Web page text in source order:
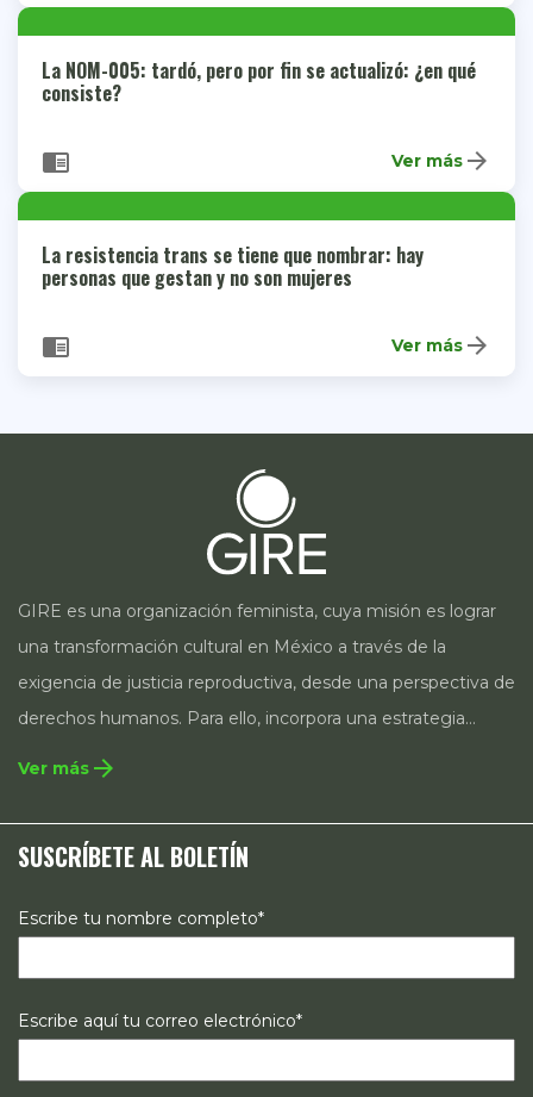
La NOM-005: tardó, pero por fin se actualizó: ¿en qué
consiste?
chrome_reader_mode Ver más arrow_forward
La resistencia trans se tiene que nombrar: hay
personas que gestan y no son mujeres
chrome_reader_mode Ver más arrow_forward
GIRE es una organización feminista, cuya misión es lograr
una transformación cultural en México a través de la
exigencia de justicia reproductiva, desde una perspectiva de
derechos humanos. Para ello, incorpora una estrategia
integral que contempla la incidencia en legislación y
estrategias de comunicación e investigación sobre el
estado de los derechos reproductivos en México.
Ver más arrow_forward
SUSCRÍBETE AL BOLETÍN
Escribe tu nombre completo*
Escribe aquí tu correo electrónico*